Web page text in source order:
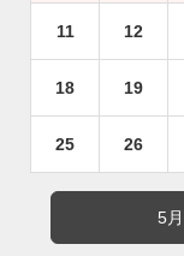
11 12
18 19
25 26
5